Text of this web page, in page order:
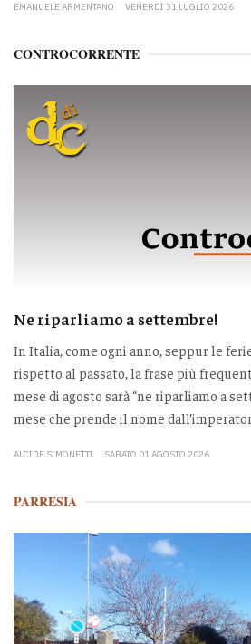
EMANUELE ARMENTANO VENERDÌ 31 LUGLIO 2026
CONTROCORRENTE
Ne riparliamo a settembre!
In Italia, come ogni anno, seppur le
rispetto al passato, la frase più
mese di agosto sarà “ne riparliamo a
mese che prende il nome
ALCIDE SIMONETTI SABATO 01 AGOSTO 2026
PARRESIA